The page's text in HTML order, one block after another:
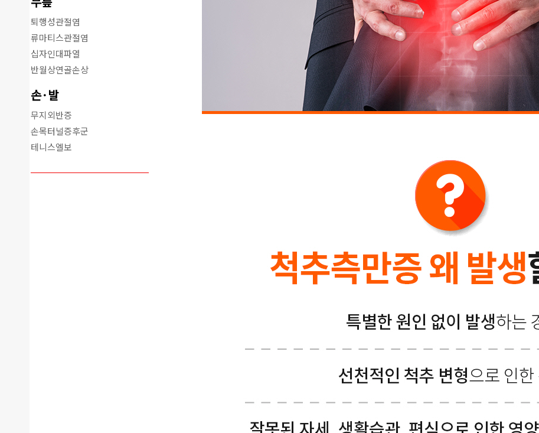
퇴행성관절염
류마티스관절염
십자인대파열
반월상연골손상
손·발
무지외반증
손목터널증후군
테니스엘보